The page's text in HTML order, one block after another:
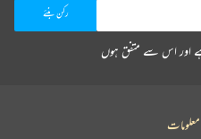
اور اس سے متفق ہوں
معلومات